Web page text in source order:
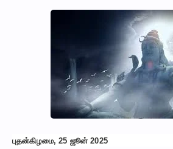
புதன்கிழமை, 25 ஜூன் 2025